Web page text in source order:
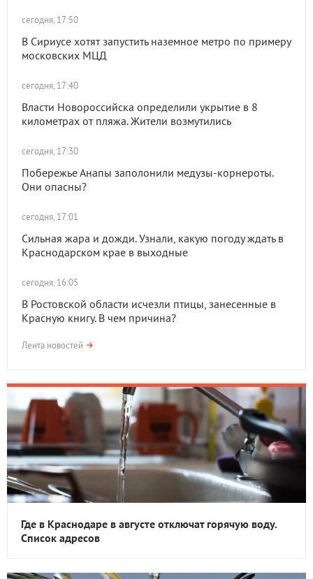
сегодня, 17:50
В Сириусе хотят запустить наземное метро по примеру
московских МЦД
сегодня, 17:40
Власти Новороссийска определили укрытие в 8
километрах от пляжа. Жители возмутились
сегодня, 17:30
Побережье Анапы заполонили медузы-корнероты.
Они опасны?
сегодня, 17:01
Сильная жара и дожди. Узнали, какую погоду ждать в
Краснодарском крае в выходные
сегодня, 16:05
В Ростовской области исчезли птицы, занесенные в
Красную книгу. В чем причина?
Лента новостей
Где в Краснодаре в августе отключат горячую воду.
Список адресов